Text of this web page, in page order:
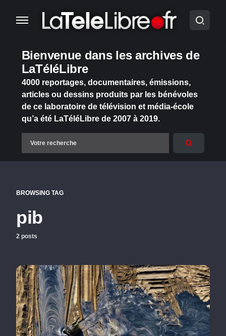
Bienvenue dans les archives de
LaTéléLibre
4000 reportages, documentaires, émissions,
articles ou dessins produits par les bénévoles
de ce laboratoire de télévision et média-école
qu’a été LaTéléLibre de 2007 à 2019.
BROWSING TAG
pib
2 posts